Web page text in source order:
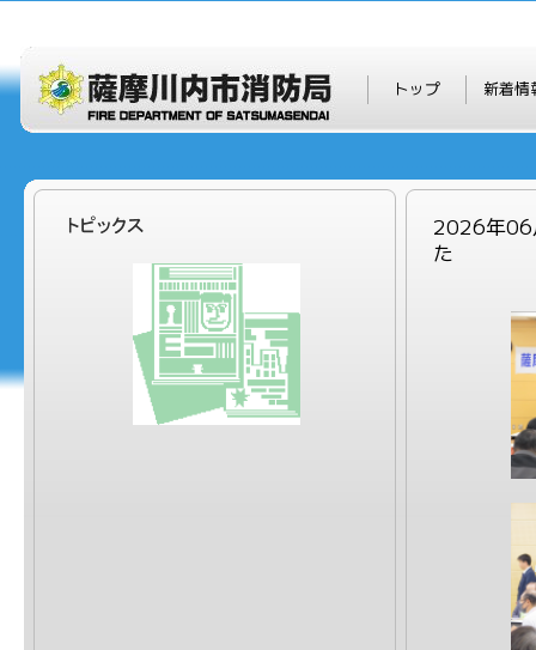
トップ 新着情
2026年06
た